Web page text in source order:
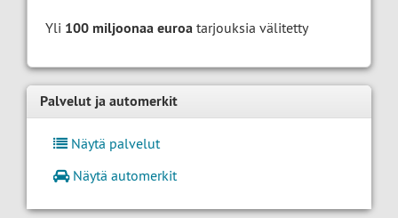
Yli 100 miljoonaa euroa tarjouksia välitetty
Palvelut ja automerkit
Näytä palvelut
Näytä automerkit